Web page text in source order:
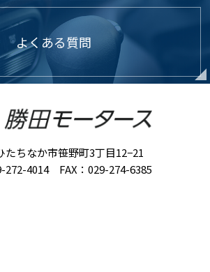
よくある質問
たちなか市笹野町3丁目12−21
272-4014 FAX：029-274-6385